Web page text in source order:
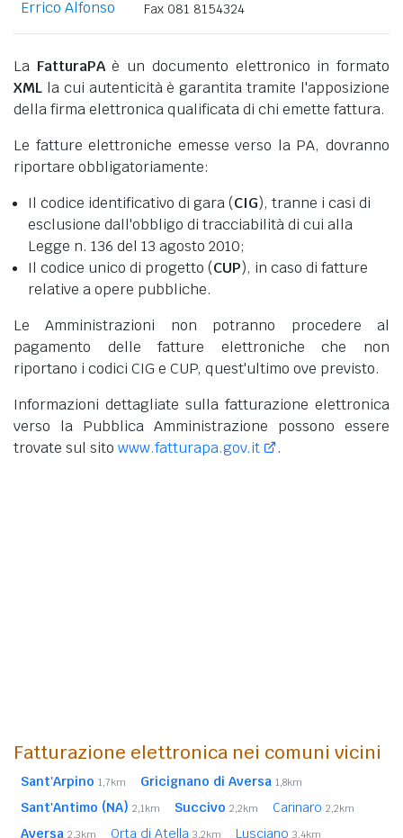
Errico Alfonso Fax 081 8154324
La FatturaPAè un documento elettronico in formato
XML la cui autenticità è garantita tramite l'apposizione
della firma elettronica qualificata di chi emette fattura.
Le fatture elettroniche emesse verso la PA, dovranno
riportare obbligatoriamente:
Il codice identificativo di gara (CIG), tranne i casi di
esclusione dall'obbligo di tracciabilità di cui alla
Legge n. 136 del 13 agosto 2010;
Il codice unico di progetto (CUP), in caso di fatture
relative a opere pubbliche.
Le Amministrazioni non potranno procedere al
pagamento delle fatture elettroniche che non
riportano i codici CIG e CUP, quest'ultimo ove previsto.
Informazioni dettagliate sulla fatturazione elettronica
verso la Pubblica Amministrazione possono essere
trovate sul sito www.fatturapa.gov.it .
Fatturazione elettronica nei comuni vicini
Sant'Arpino 1,7km Gricignano di Aversa 1,8km
Sant'Antimo (NA) 2,1km Succivo 2,2km Carinaro 2,2km
Aversa 2,3km Orta di Atella 3,2km Lusciano 3,4km